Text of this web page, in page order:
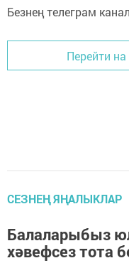
Безнең телеграм
Перейти
СЕЗНЕҢ ЯҢАЛЫКЛАР
Балаларыбыз
хәвефсез тота